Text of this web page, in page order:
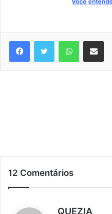
WhatsAppCompartilhar via e-mail
12 Comentários
QUEZIA